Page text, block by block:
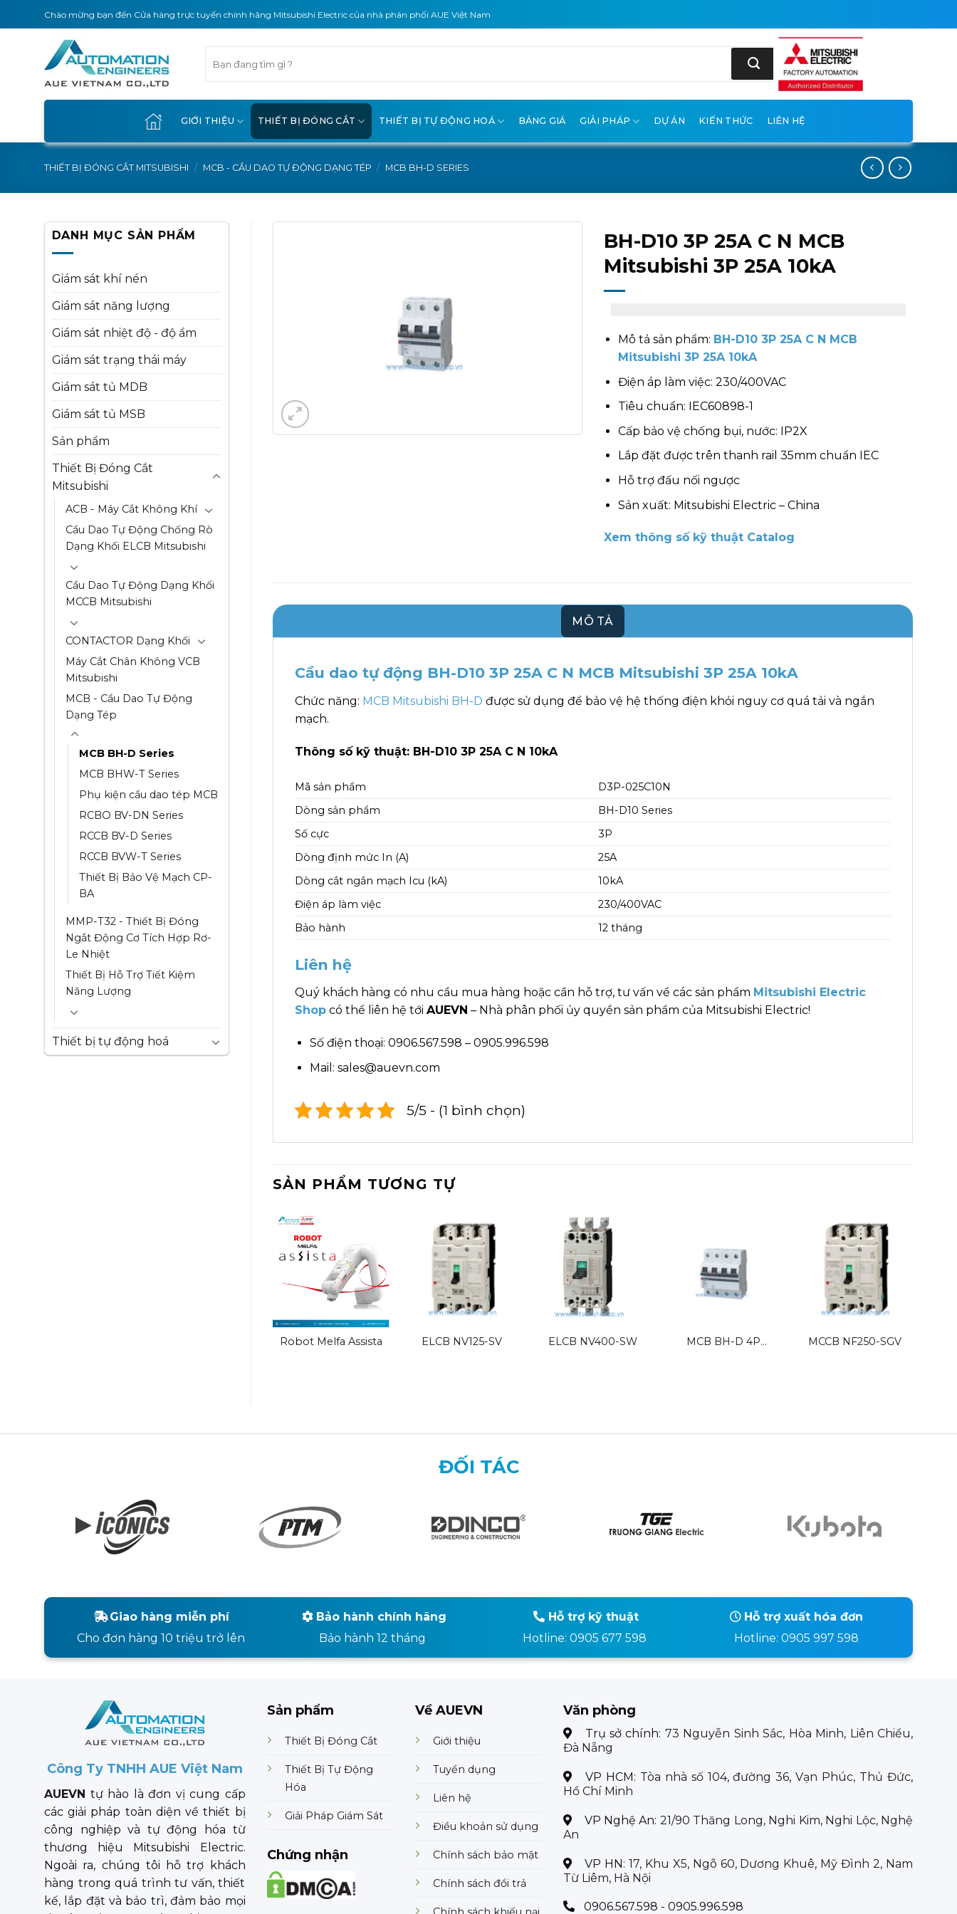
to
Chào mừng bạn đến Cửa hàng trực tuyến chính hãng Mitsubishi Electric của nhà phân phối AUE Việt Nam
kiếm:
GIỚI THIỆU THIẾT BỊ ĐÓNG CẮT THIẾT BỊ TỰ ĐỘNG HOÁ BẢNG GIÁ GIẢI PHÁP DỰ ÁN KIẾN THỨC LIÊN HỆ
THIẾT BỊ ĐÓNG CẮT MITSUBISHI / MCB - CẦU DAO TỰ ĐỘNG DẠNG TÉP / MCB BH-D SERIES
DANH MỤC SẢN PHẨM
Giám sát khí nén
Giám sát năng lượng
Giám sát nhiệt độ - độ ẩm
Giám sát trạng thái máy
Giám sát tủ MDB
Giám sát tủ MSB
Sản phẩm
Thiết Bị Đóng Cắt
Mitsubishi
ACB - Máy Cắt Không Khí
Cầu Dao Tự Động Chống Rò
Dạng Khối ELCB Mitsubishi
Cầu Dao Tự Động Dạng Khối
MCCB Mitsubishi
CONTACTOR Dạng Khối
Máy Cắt Chân Không VCB
Mitsubishi
MCB - Cầu Dao Tự Động
Dạng Tép
MCB BH-D Series
MCB BHW-T Series
Phụ kiện cầu dao tép MCB
RCBO BV-DN Series
RCCB BV-D Series
RCCB BVW-T Series
Thiết Bị Bảo Vệ Mạch CP-
BA
MMP-T32 - Thiết Bị Đóng
Ngắt Động Cơ Tích Hợp Rơ-
Le Nhiệt
Thiết Bị Hỗ Trợ Tiết Kiệm
Năng Lượng
Thiết bị tự động hoá
BH-D10 3P 25A C N MCB
Mitsubishi 3P 25A 10kA
Mô tả sản phẩm: BH-D10 3P 25A C N MCB
Mitsubishi 3P 25A 10kA
Điện áp làm việc: 230/400VAC
Tiêu chuẩn: IEC60898-1
Cấp bảo vệ chống bụi, nước: IP2X
Lắp đặt được trên thanh rail 35mm chuẩn IEC
Hỗ trợ đấu nối ngược
Sản xuất: Mitsubishi Electric – China
Xem thông số kỹ thuật Catalog
MÔ TẢ
Cầu dao tự động BH-D10 3P 25A C N MCB Mitsubishi 3P 25A 10kA
Chức năng: MCB Mitsubishi BH-D được sử dụng để bảo vệ hệ thống điện khỏi nguy cơ quá tải và ngắn
mạch.
Thông số kỹ thuật: BH-D10 3P 25A C N 10kA
Mã sản phẩm
D3P-025C10N
Dòng sản phẩm
BH-D10 Series
Số cực
3P
Dòng định mức In (A)
25A
Dòng cắt ngắn mạch Icu (kA)
10kA
Điện áp làm việc
230/400VAC
Bảo hành
12 tháng
Liên hệ
Quý khách hàng có nhu cầu mua hàng hoặc cần hỗ trợ, tư vấn về các sản phẩm Mitsubishi Electric
Shop có thể liên hệ tới AUEVN – Nhà phân phối ủy quyền sản phẩm của Mitsubishi Electric!
Số điện thoại: 0906.567.598 – 0905.996.598
Mail: sales@auevn.com
5/5 - (1 bình chọn)
SẢN PHẨM TƯƠNG TỰ
Robot Melfa Assista ELCB NV125-SV ELCB NV400-SW
MCB BH-D 4P
MCCB NF250-SGV
ĐỐI TÁC
Giao hàng miễn phí
Cho đơn hàng 10 triệu trở lên
Bảo hành chính hãng
Bảo hành 12 tháng
Hỗ trợ kỹ thuật
Hotline: 0905 677 598
Hỗ trợ xuất hóa đơn
Hotline: 0905 997 598
Công Ty TNHH AUE Việt Nam
AUEVN tự hào là đơn vị cung cấp
các giải pháp toàn diện về thiết bị
công nghiệp và tự động hóa từ
thương hiệu Mitsubishi Electric.
Ngoài ra, chúng tôi hỗ trợ khách
hàng trong quá trình tư vấn, thiết
kế, lắp đặt và bảo trì, đảm bảo mọi
Sản phẩm
Thiết Bị Đóng Cắt
Thiết Bị Tự Động
Hóa
Giải Pháp Giám Sát
Chứng nhận
Về AUEVN
Giới thiệu
Tuyển dụng
Liên hệ
Điều khoản sử dụng
Chính sách bảo mật
Chính sách đổi trả
Văn phòng
Trụ sở chính: 73 Nguyễn Sinh Sắc, Hòa Minh, Liên Chiểu,
Đà Nẵng
VP HCM: Tòa nhà số 104, đường 36, Vạn Phúc, Thủ Đức,
Hồ Chí Minh
VP Nghệ An: 21/90 Thăng Long, Nghi Kim, Nghi Lộc, Nghệ
An
VP HN: 17, Khu X5, Ngõ 60, Dương Khuê, Mỹ Đình 2, Nam
Từ Liêm, Hà Nội
0906.567.598 - 0905.996.598